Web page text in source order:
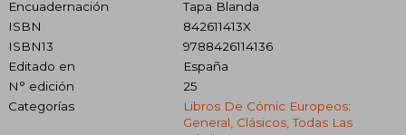
Encuadernación
Tapa Blanda
ISBN
842611413X
ISBN13
9788426114136
Editado en
España
N° edición
25
Categorías
Libros De Cómic Europeos:
General, Clásicos, Todas Las